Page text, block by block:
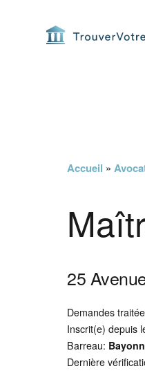
Accueil »
25
Demandes
Inscrit(e) depuis
Barreau:
Dernière